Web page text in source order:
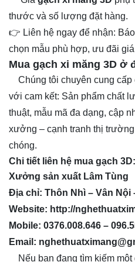
thước và số lượng đặt hàng.
👉 Liên hệ ngay để nhận:
chọn mẫu phù hợp, ưu đãi
Mua gạch xi măng 3D ở
Chúng tôi chuyên cung cấp
với cam kết: Sản phẩm chất
thuật, mẫu mã đa dạng, cập
xưởng – cạnh tranh thị
chóng.
Chi tiết liên hệ mua gạch 3D:
Xưởng sản xuất Lâm Tùng
Địa chỉ: Thôn Nhì – Vân Nội
Website: http://
Mobile: 0376.008.646 –
Email:
Nếu bạn đang tìm kiếm một